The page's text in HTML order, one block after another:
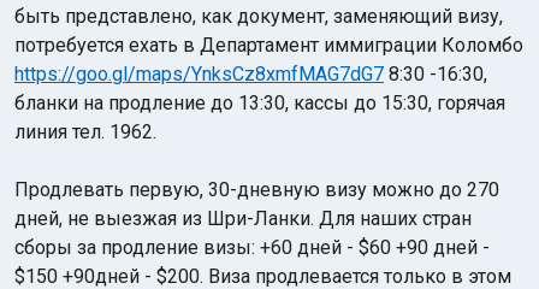
быть представлено, как документ, заменяющий визу,
потребуется ехать в Департамент иммиграции Коломбо
https://goo.gl/maps/YnksCz8xmfMAG7dG7 8:30 -16:30,
бланки на продление до 13:30, кассы до 15:30, горячая
линия тел. 1962.
Продлевать первую, 30-дневную визу можно до 270
дней, не выезжая из Шри-Ланки. Для наших стран
сборы за продление визы: +60 дней - $60 +90 дней -
$150 +90дней - $200. Виза продлевается только в этом